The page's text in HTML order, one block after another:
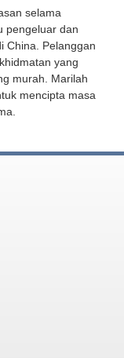
selama
pengeluar dan
China. Pelanggan
yang
murah. Marilah
mencipta masa